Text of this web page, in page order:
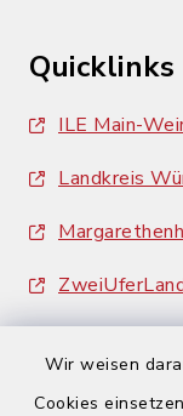
Wir weisen
Cookies
Quicklinks
ILE Main-
Landkreis